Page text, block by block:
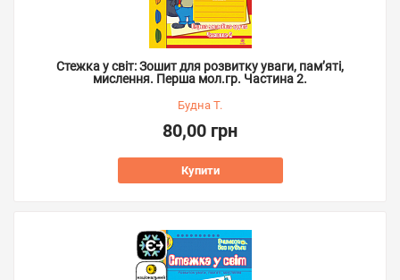
Стежка у світ: Зошит для розвитку уваги, пам’яті,
мислення. Перша мол.гр. Частина 2.
Будна Т.
80,00 грн
Купити